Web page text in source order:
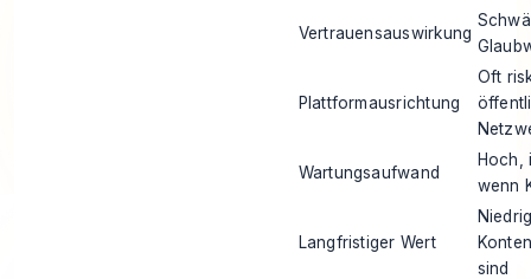
Vertrauensauswirkung
Plattformausrichtung
Oft
Wartungsaufwand
Hoch,
wenn
Langfristiger Wert
sind